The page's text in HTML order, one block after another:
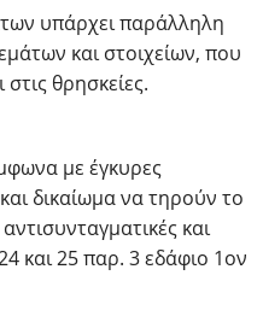
υπάρχει παράλληλη
και στοιχείων, που
θρησκείες.
με έγκυρες
δικαίωμα να τηρούν το
και
και 25 παρ. 3 εδάφιο 1ον